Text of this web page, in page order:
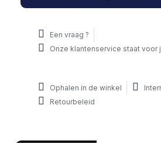
Een vraag ?
Onze klantenservice staat voor
Ophalen in de winkel
Retourbeleid